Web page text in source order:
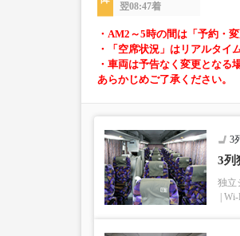
翌08:47着
・AM2～5時の間は「予約・
・「空席状況」はリアルタイ
・車両は予告なく変更となる
あらかじめご了承ください。
3
3列
独立